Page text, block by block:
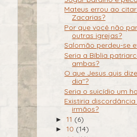
Mateus errou ao
Zacarias?
Por que você não
outras igrejas?
Salomão perdeu-se
Seria a Bíblia
ambas?
O que Jesus quis
dia"?
Seria o suicídio um
Existiria
irmãos?
►11 (6)
►10 (14)